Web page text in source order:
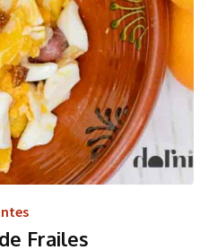
Frailes